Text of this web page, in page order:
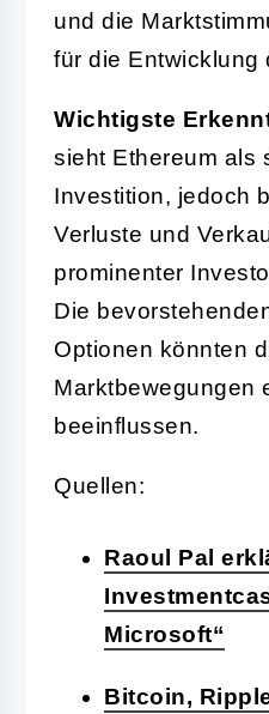
und die
für die Entwicklung
Wichtigste
sieht Ethereum als
Investition, jedoch
Verluste und
prominenter
Die
Optionen könnten
Marktbewegungen
beeinflussen.
Quellen:
Raoul Pal
Microsoft“
Bitcoin,